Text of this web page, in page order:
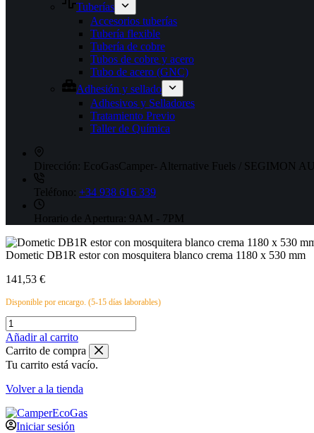
Tuberías
Accesorios tuberías
Tubería flexible
Tubería de cobre
Tubos de cobre y acero
Tubo de acero (GNC)
Adhesión y sellado
Adhesivos y Selladores
Tratamiento Previo
Taller de Química
Dirección: EcoGasCamper- Alternative Fuels / SEGIMON
Teléfono: +34 938 616 339
Horario de Apertura: 9AM - 7PM
Dometic DB1R estor con mosquitera blanco crema 1180 x 530 mm
141,53 €
Disponible por encargo. (5-15 días laborables)
Dometic
DB1R
estor
con
mosquitera
blanco
crema
1180
x
Añadir al carrito
Carrito de compra
Tu carrito está vacío.
Volver a la tienda
Iniciar sesión